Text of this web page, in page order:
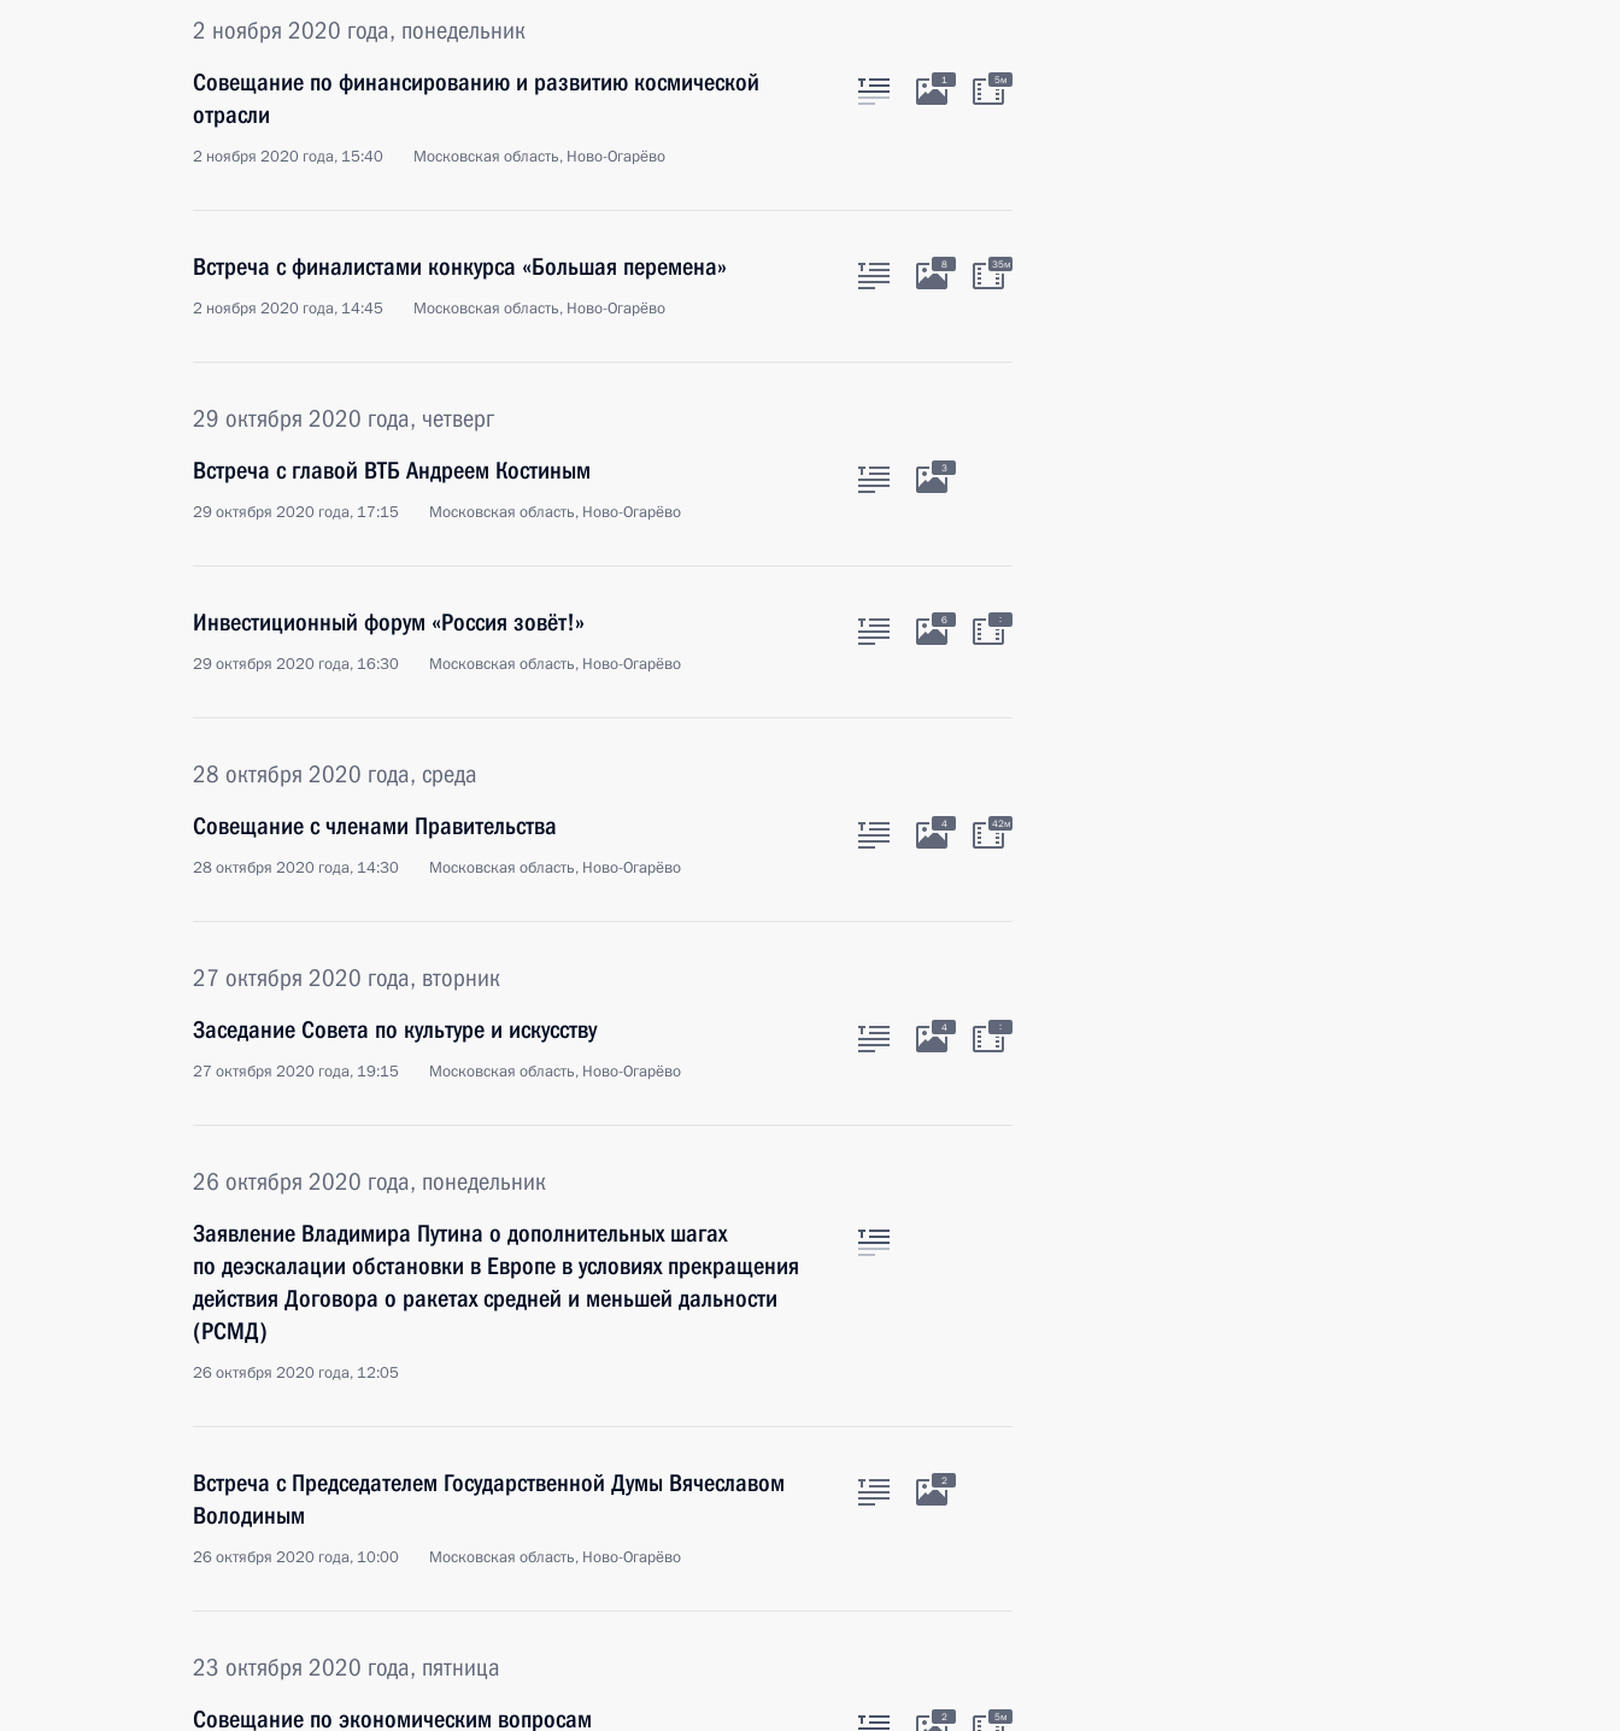
2 ноября 2020 года, понедельник
Совещание по финансированию и развитию космической
отрасли
2 ноября 2020 года, 15:40 Московская область, Ново-Огарёво
1 5м
Встреча с финалистами конкурса «Большая перемена»
2 ноября 2020 года, 14:45 Московская область, Ново-Огарёво
8 35м
29 октября 2020 года, четверг
Встреча с главой ВТБ Андреем Костиным
29 октября 2020 года, 17:15 Московская область, Ново-Огарёво
3
Инвестиционный форум «Россия зовёт!»
29 октября 2020 года, 16:30 Московская область, Ново-Огарёво
6 :
28 октября 2020 года, среда
Совещание с членами Правительства
28 октября 2020 года, 14:30 Московская область, Ново-Огарёво
4 42м
27 октября 2020 года, вторник
Заседание Совета по культуре и искусству
27 октября 2020 года, 19:15 Московская область, Ново-Огарёво
4 :
26 октября 2020 года, понедельник
Заявление Владимира Путина о дополнительных шагах
по деэскалации обстановки в Европе в условиях прекращения
действия Договора о ракетах средней и меньшей дальности
(РСМД)
26 октября 2020 года, 12:05
Встреча с Председателем Государственной Думы Вячеславом
Володиным
26 октября 2020 года, 10:00 Московская область, Ново-Огарёво
2
23 октября 2020 года, пятница
Совещание по экономическим вопросам
2 5м